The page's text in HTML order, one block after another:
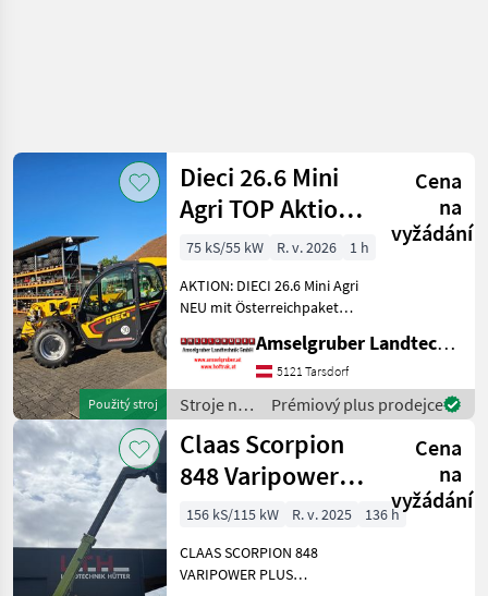
Použitý stroj
Dieci 26.6 Mini
Agri TOP Aktion
mit
Österreichpaket
Cena
na
vyžádání
75 kS/55 kW R. v. 2026
1 h
AKTION: DIECI 26.6 Mini Agri
NEU mit Österreichpaket
Kg Traglast -578cm
Hubhöhe
Werkzeugunterkante -Unter
200cm Bauhöhe -75 PS 4
Zylind
Amselgruber Landtechnik GmbH
5121 Tarsdorf
Stroje na
stavbu /
Dieci
Prémiový plus prodejce
Claas Scorpion
848 Varipower
Plus Generation
Cena
na
vyžádání
156 kS/115 kW R. v. 2025
136 h
CLAAS SCORPION 848
VARIPOWER PLUS